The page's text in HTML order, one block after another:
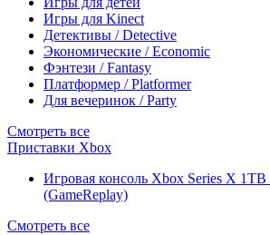
Игры для Kinect
Детективы / Detective
Экономические / Economic
Фэнтези / Fantasy
Платформер / Platformer
Для вечеринок / Party
Смотреть все
Приставки Xbox
Игровая консоль Xbox Series X 1TB
(GameReplay)
Смотреть все